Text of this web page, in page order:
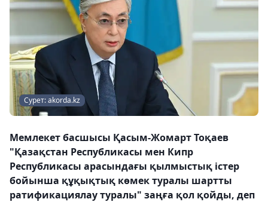
Сурет: akorda.kz
Мемлекет басшысы Қасым-Жомарт Тоқаев
"Қазақстан Республикасы мен Кипр
Республикасы арасындағы қылмыстық істер
бойынша құқықтық көмек туралы шартты
ратификациялау туралы" заңға қол қойды, деп